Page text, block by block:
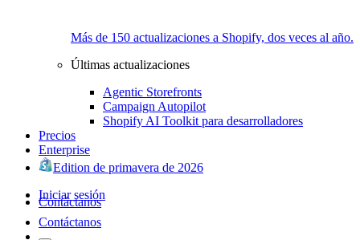
Más de 150 actualizaciones a Shopify, dos veces al año.
Últimas actualizaciones
Agentic Storefronts
Campaign Autopilot
Shopify AI Toolkit para desarrolladores
Precios
Enterprise
Edition de primavera de 2026
Iniciar sesión
Contáctanos
Contáctanos